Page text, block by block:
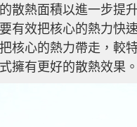
散熱面積以進一步提
有效把核心的熱力快
核心的熱力帶走，較
擁有更好的散熱效果